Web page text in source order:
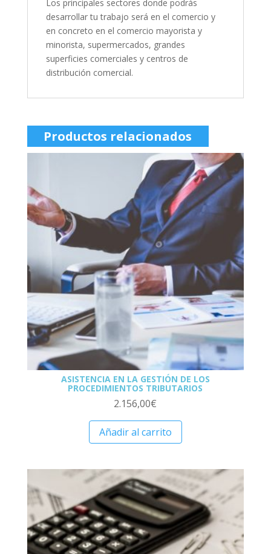
Los principales sectores donde podrás
desarrollar tu trabajo será en el comercio y
en concreto en el comercio mayorista y
minorista, supermercados, grandes
superficies comerciales y centros de
distribución comercial.
Productos relacionados
ASISTENCIA EN LA GESTIÓN DE LOS
PROCEDIMIENTOS TRIBUTARIOS
2.156,00€
Añadir al carrito